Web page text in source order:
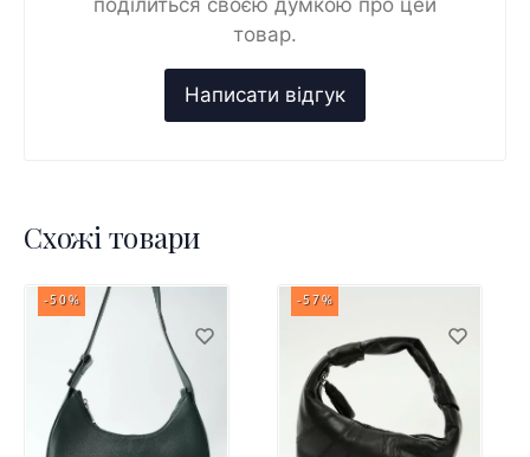
товар.
Схожі товари
-50% -57%